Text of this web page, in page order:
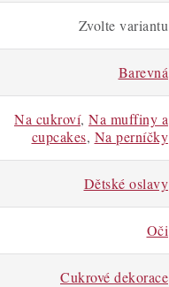
Zvolte variantu
Barevná
Na cukroví, Na muffiny a
cupcakes, Na perníčky
Dětské oslavy
Oči
Cukrové dekorace